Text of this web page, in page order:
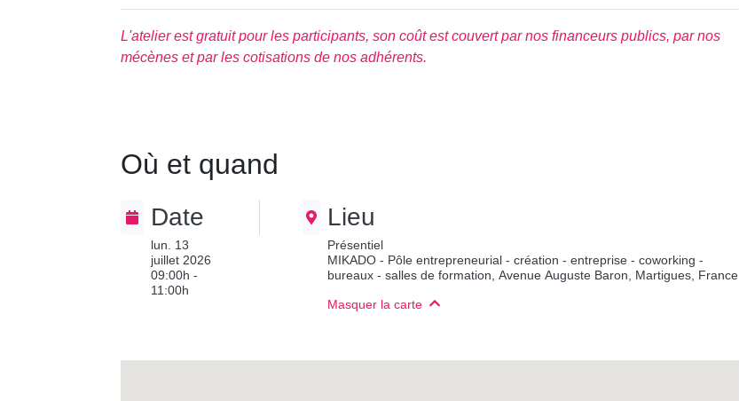
L'atelier est gratuit pour les participants, son coût est couvert par nos financeurs publics, par nos
mécènes et par les cotisations de nos adhérents.
Où et quand
Date
lun. 13
juillet 2026
09:00h -
11:00h
Lieu
Présentiel
MIKADO - Pôle entrepreneurial - création - entreprise - coworking -
bureaux - salles de formation, Avenue Auguste Baron, Martigues, France
Masquer la carte